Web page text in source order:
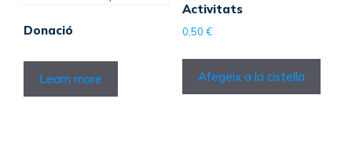
Donació
Learn more
Activitats
0,50 €
Afegeix a la cistella